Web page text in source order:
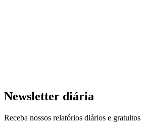
Newsletter diária
Receba nossos relatórios diários e gratuitos